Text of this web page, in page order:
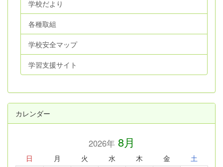
学校だより
各種取組
学校安全マップ
学習支援サイト
カレンダー
2026年8月
日 月 火 水 木 金 土